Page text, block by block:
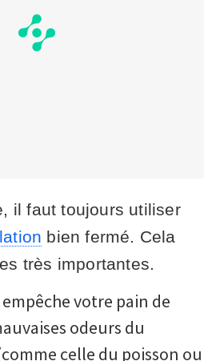
il faut toujours utiliser
bien fermé. Cela
très importantes.
votre pain de
odeurs du
celle du poisson ou